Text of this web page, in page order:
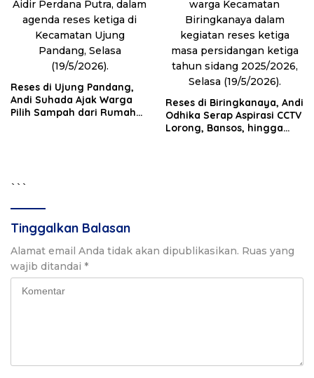
Reses di Ujung Pandang,
Andi Suhada Ajak Warga
Pilih Sampah dari Rumah
Reses di Biringkanaya, Andi
Odhika Serap Aspirasi CCTV
Lorong, Bansos, hingga
```
Tinggalkan Balasan
Alamat email Anda tidak akan dipublikasikan. Ruas yang
wajib ditandai *